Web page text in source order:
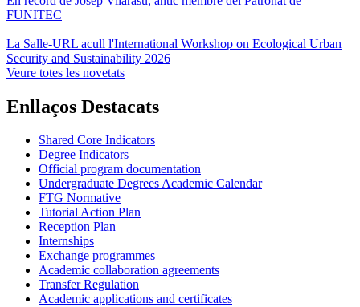
FUNITEC
La Salle-URL acull l'International Workshop on Ecological Urban
Security and Sustainability 2026
Veure totes les novetats
Enllaços Destacats
Shared Core Indicators
Degree Indicators
Official program documentation
Undergraduate Degrees Academic Calendar
FTG Normative
Tutorial Action Plan
Reception Plan
Internships
Exchange programmes
Academic collaboration agreements
Transfer Regulation
Academic applications and certificates